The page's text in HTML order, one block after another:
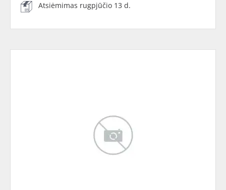
Atsiėmimas rugpjūčio 13 d.